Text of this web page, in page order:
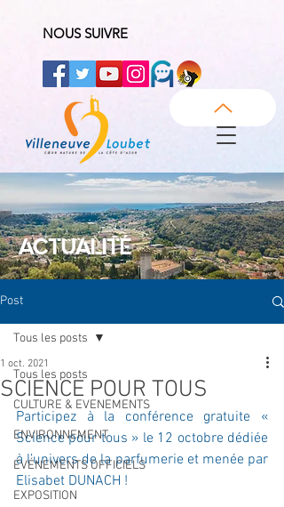
NOUS SUIVRE
ACTUALITÉ
Post
Tous les posts
CULTURE & EVENEMENTS
ENVIRONNEMENT
ÉVÉNEMENTS OFFICIELS
EXPOSITION
Tous les posts
SCIENCE POUR TOUS
1 oct. 2021
Participez à la conférence gratuite «
Science pour tous » le 12 octobre dédiée
à l’univers de la parfumerie et menée par
Elisabet DUNACH !